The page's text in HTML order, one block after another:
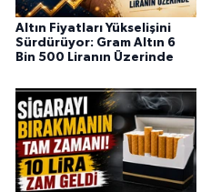
Altın Fiyatları Yükselişini
Sürdürüyor: Gram Altın 6
Bin 500 Liranın Üzerinde